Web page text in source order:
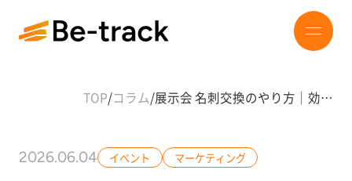
TOP/コラム/展示会 名刺交換のやり方｜効…
2026.06.04 イベント マーケティング